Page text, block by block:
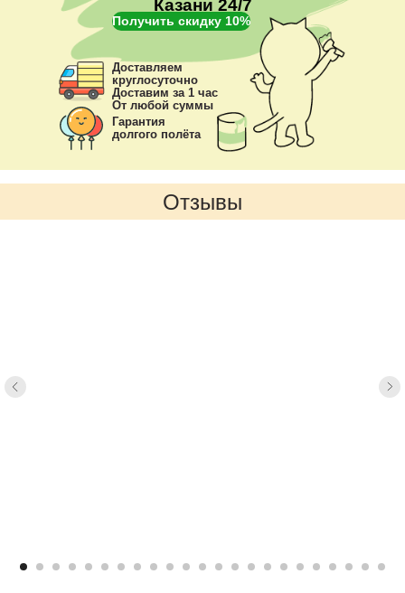
Казани 24/7
Получить скидку 10%
Доставляем
круглосуточно
Доставим за 1 час
От любой суммы
Гарантия
долгого полёта
Отзывы